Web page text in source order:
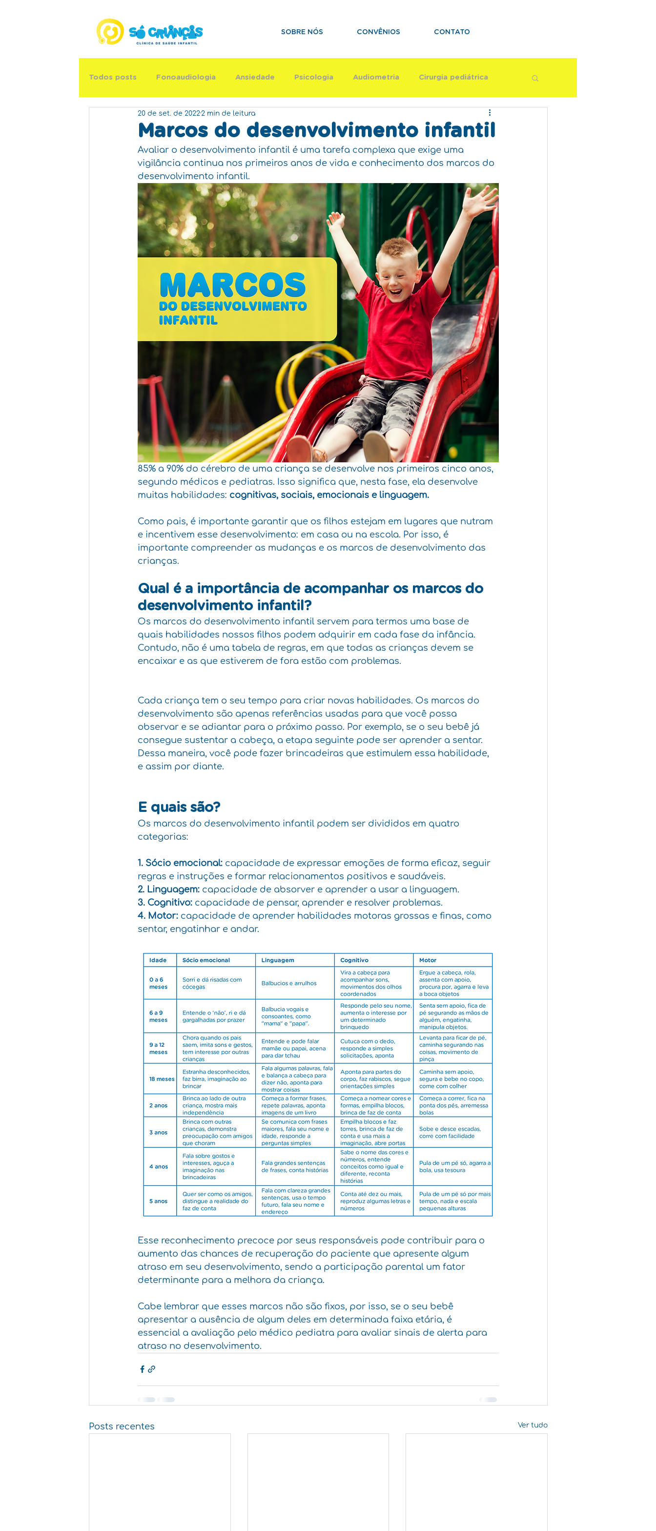
SOBRE NÓS CONVÊNIOS CONTATO
Todos posts Fonoaudiologia Ansiedade Psicologia Audiometria Cirurgia pediátrica
Pediatria Neuropediatria Terapia Ocupacional
Marcos do desenvolvimento infantil
20 de set. de 2022 2 min de leitura
Avaliar o desenvolvimento infantil é uma tarefa complexa que exige uma
vigilância continua nos primeiros anos de vida e conhecimento dos marcos do
desenvolvimento infantil.
85% a 90% do cérebro de uma criança se desenvolve nos primeiros cinco anos,
segundo médicos e pediatras. Isso significa que, nesta fase, ela desenvolve
muitas habilidades: cognitivas, sociais, emocionais e linguagem.
Como pais, é importante garantir que os filhos estejam em lugares que nutram
e incentivem esse desenvolvimento: em casa ou na escola. Por isso, é
importante compreender as mudanças e os marcos de desenvolvimento das
crianças.
Qual é a importância de acompanhar os marcos do
desenvolvimento infantil?
Os marcos do desenvolvimento infantil servem para termos uma base de
quais habilidades nossos filhos podem adquirir em cada fase da infância.
Contudo, não é uma tabela de regras, em que todas as crianças devem se
encaixar e as que estiverem de fora estão com problemas.
Cada criança tem o seu tempo para criar novas habilidades. Os marcos do
desenvolvimento são apenas referências usadas para que você possa
observar e se adiantar para o próximo passo. Por exemplo, se o seu bebê já
consegue sustentar a cabeça, a etapa seguinte pode ser aprender a sentar.
Dessa maneira, você pode fazer brincadeiras que estimulem essa habilidade,
e assim por diante.
E quais são?
Os marcos do desenvolvimento infantil podem ser divididos em quatro
categorias:
1. Sócio emocional: capacidade de expressar emoções de forma eficaz, seguir
regras e instruções e formar relacionamentos positivos e saudáveis.
2. Linguagem: capacidade de absorver e aprender a usar a linguagem.
3. Cognitivo: capacidade de pensar, aprender e resolver problemas.
4. Motor: capacidade de aprender habilidades motoras grossas e finas, como
sentar, engatinhar e andar.
Esse reconhecimento precoce por seus responsáveis pode contribuir para o
aumento das chances de recuperação do paciente que apresente algum
atraso em seu desenvolvimento, sendo a participação parental um fator
determinante para a melhora da criança.
Cabe lembrar que esses marcos não são fixos, por isso, se o seu bebê
apresentar a ausência de algum deles em determinada faixa etária, é
essencial a avaliação pelo médico pediatra para avaliar sinais de alerta para
atraso no desenvolvimento.
Posts recentes Ver tudo